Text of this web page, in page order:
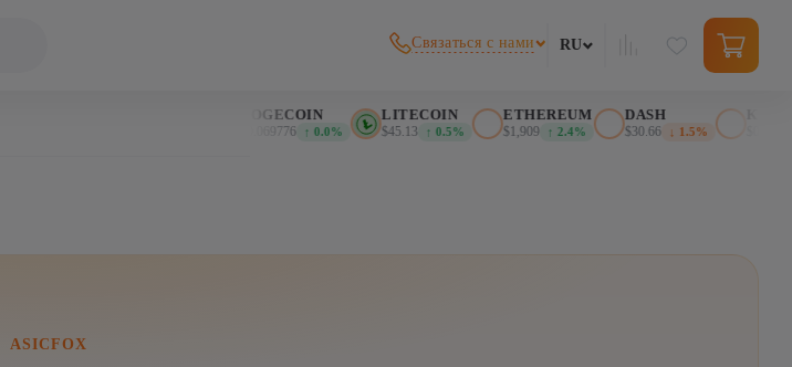
Связаться с нами RU
DOGECOIN
$0.069776 ↑ 0.0%
LITECOIN
$45.13 ↑ 0.5%
ETHEREUM
$1,909 ↑ 2.4%
DASH
$30.66 ↓ 1.5%
KASPA
ASICFOX